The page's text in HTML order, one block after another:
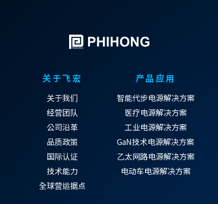
关于飞宏
关于我们
经营团队
公司沿革
品质政策
国际认证
技术能力
全球营运据点
产品应用
智能代步电源解决方案
医疗电源解决方案
工业电源解决方案
GaN技术电源解决方案
乙太网路电源解决方案
电动车电源解决方案